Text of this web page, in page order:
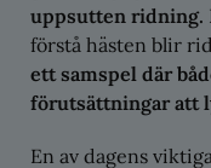
uppsutten ridning.
förstå hästen blir
ett samspel där
förutsättningar att
En av dagens